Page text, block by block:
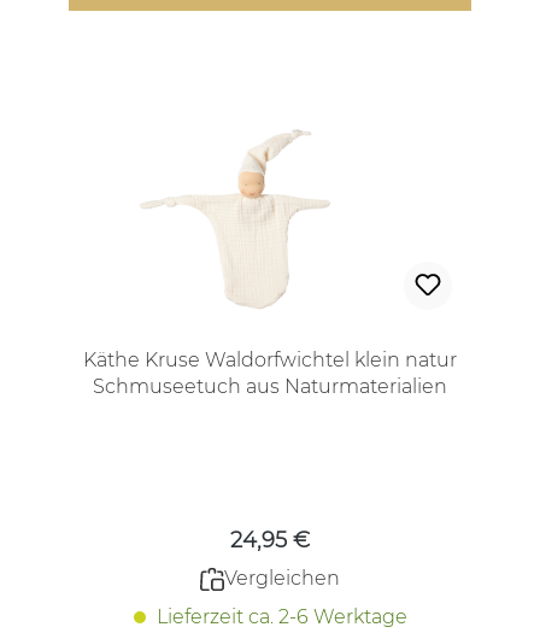
Käthe Kruse Waldorfwichtel klein natur
Schmuseetuch aus Naturmaterialien
24,95 €
Vergleichen
Lieferzeit ca. 2-6 Werktage